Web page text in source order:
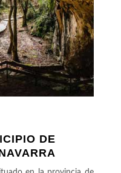
DE